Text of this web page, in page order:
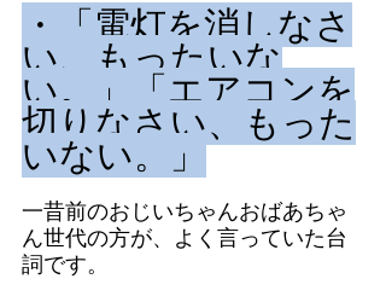
・「電灯を消しなさ
い、もったいな
い。」「エアコンを
切りなさい、もった
いない。」
一昔前のおじいちゃんおばあちゃ
ん世代の方が、よく言っていた台
詞です。